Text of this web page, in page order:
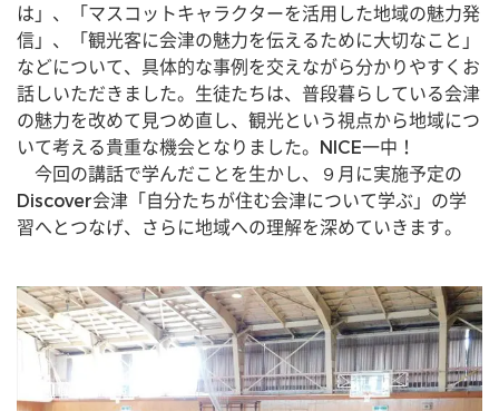
は」、「マスコットキャラクターを活用した地域の魅力発
信」、「観光客に会津の魅力を伝えるために大切なこと」
などについて、具体的な事例を交えながら分かりやすくお
話しいただきました。生徒たちは、普段暮らしている会津
の魅力を改めて見つめ直し、観光という視点から地域につ
いて考える貴重な機会となりました。NICE一中！
今回の講話で学んだことを生かし、９月に実施予定の
Discover会津「自分たちが住む会津について学ぶ」の学
習へとつなげ、さらに地域への理解を深めていきます。